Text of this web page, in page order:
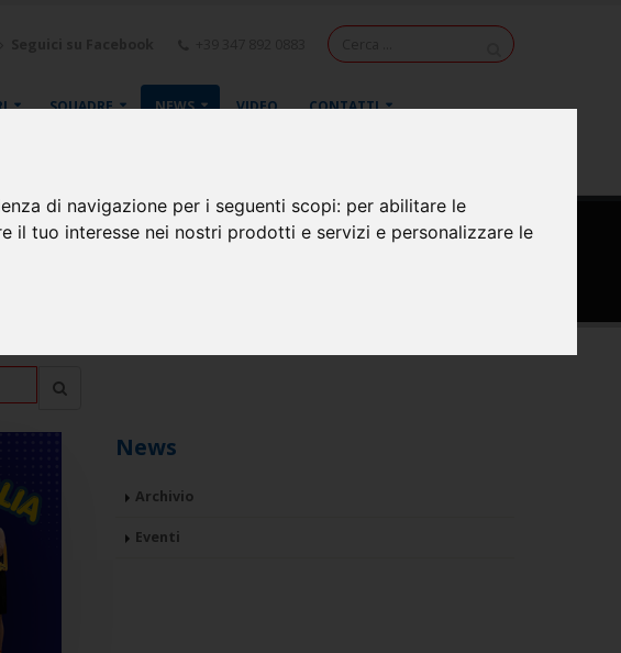
di navigazione per i seguenti scopi: per abilitare le
il tuo interesse nei nostri prodotti e servizi e personalizzare le
SQUADRE NEWS VIDEO CONTATTI
News
Archivio
Eventi